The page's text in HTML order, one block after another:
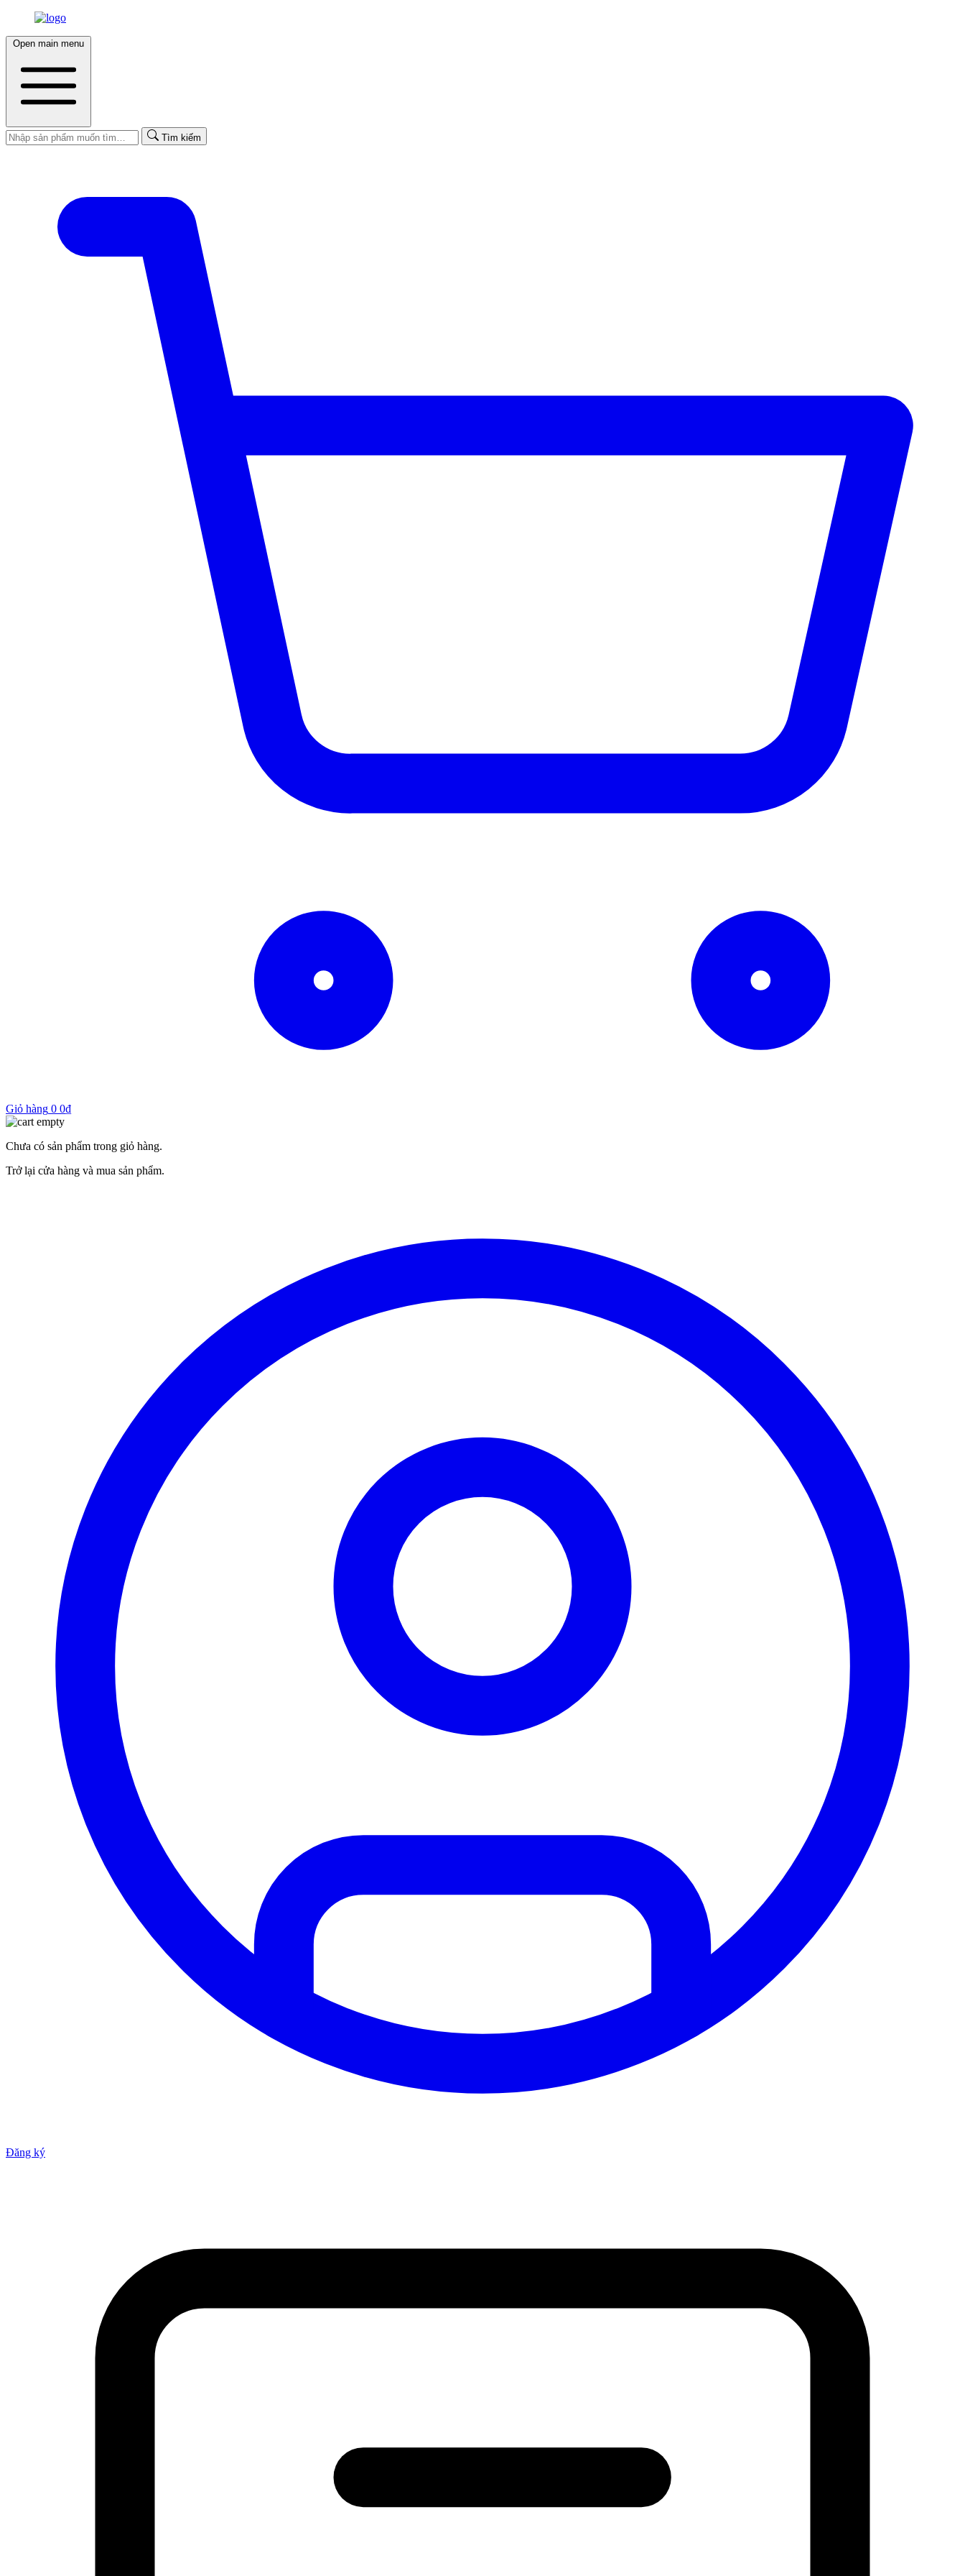
Open main menu
Tìm kiếm
Giỏ hàng 0 0₫
Chưa có sản phẩm trong giỏ hàng.
Trở lại cửa hàng và mua sản phẩm.
Đăng ký